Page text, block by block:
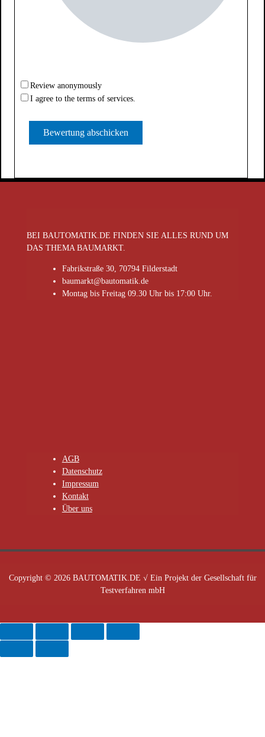
Review anonymously
I agree to the terms of services.
BEI BAUTOMATIK.DE FINDEN SIE ALLES RUND UM
DAS THEMA BAUMARKT.
Fabrikstraße 30, 70794 Filderstadt
baumarkt@bautomatik.de
Montag bis Freitag 09.30 Uhr bis 17:00 Uhr.
AGB
Datenschutz
Impressum
Kontakt
Über uns
Copyright © 2026 BAUTOMATIK.DE √ Ein Projekt der Gesellschaft für
Testverfahren mbH